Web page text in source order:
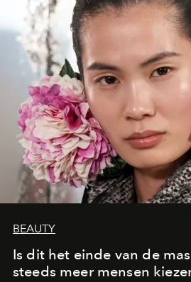
BEAUTY
Is dit het einde van de
steeds meer mensen